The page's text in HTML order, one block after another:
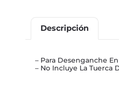
Descripción
– Para Desenganche
– No Incluye La Tuerca